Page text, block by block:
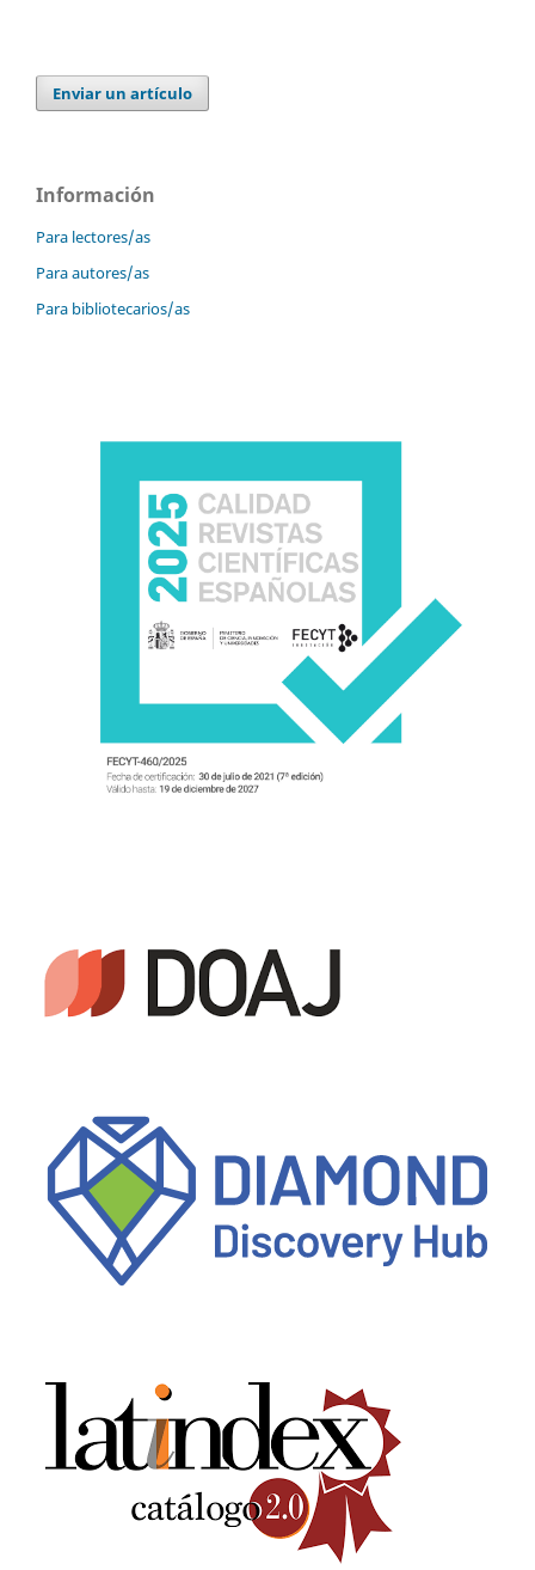
Enviar un artículo
Información
Para lectores/as
Para autores/as
Para bibliotecarios/as